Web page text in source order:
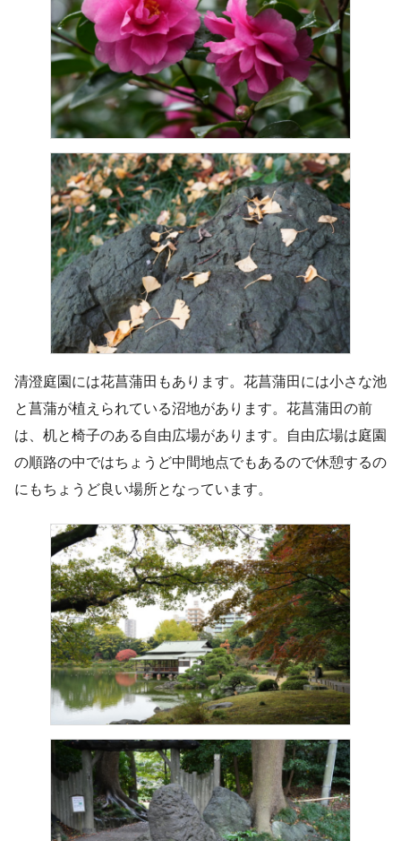
清澄庭園には花菖蒲田もあります。花菖蒲田には小さな池
と菖蒲が植えられている沼地があります。花菖蒲田の前
は、机と椅子のある自由広場があります。自由広場は庭園
の順路の中ではちょうど中間地点でもあるので休憩するの
にもちょうど良い場所となっています。